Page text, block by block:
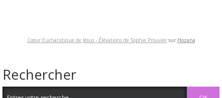
Cœur Eucharistique de Jésus - Élévations de Sophie Prouviersur Hozana
Rechercher